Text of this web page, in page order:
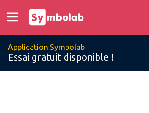
Application Symbolab
Essai gratuit disponible !